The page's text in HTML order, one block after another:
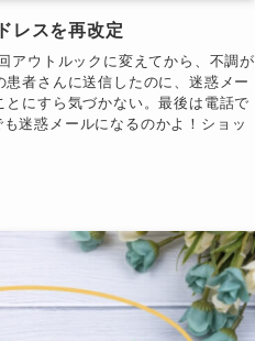
レスを再改定
アウトルックに変えてから、不調が
患者さんに送信したのに、迷惑メー
にすら気づかない。最後は電話で
迷惑メールになるのかよ！ショッ